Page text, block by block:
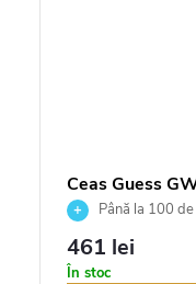
Ceas Guess
Până la 100
returnarea
autorizat
461 lei
În stoc